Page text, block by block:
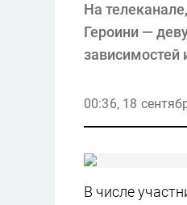
На
Героини —
зависимостей
00:36, 18
В числе